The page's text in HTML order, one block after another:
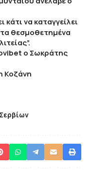
να καταγγείλει
θεσμοθετημένα
ο Σωκράτης
Κοζάνη